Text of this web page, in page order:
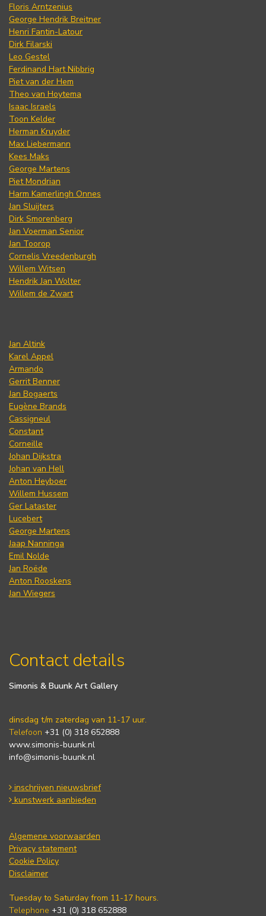
Floris Arntzenius
George Hendrik Breitner
Henri Fantin-Latour
Dirk Filarski
Leo Gestel
Ferdinand Hart Nibbrig
Piet van der Hem
Theo van Hoytema
Isaac Israels
Toon Kelder
Herman Kruyder
Max Liebermann
Kees Maks
George Martens
Piet Mondrian
Harm Kamerlingh Onnes
Jan Sluijters
Dirk Smorenberg
Jan Voerman Senior
Jan Toorop
Cornelis Vreedenburgh
Willem Witsen
Hendrik Jan Wolter
Willem de Zwart
Jan Altink
Karel Appel
Armando
Gerrit Benner
Jan Bogaerts
Eugène Brands
Cassigneul
Constant
Corneille
Johan Dijkstra
Johan van Hell
Anton Heyboer
Willem Hussem
Ger Lataster
Lucebert
George Martens
Jaap Nanninga
Emil Nolde
Jan Roëde
Anton Rooskens
Jan Wiegers
Contact details
Simonis & Buunk Art Gallery
dinsdag t/m zaterdag van 11-17 uur.
Telefoon +31 (0) 318 652888
www.simonis-buunk.nl
info@simonis-buunk.nl
inschrijven nieuwsbrief
kunstwerk aanbieden
Algemene voorwaarden
Privacy statement
Cookie Policy
Disclaimer
Tuesday to Saturday from 11-17 hours.
Telephone +31 (0) 318 652888